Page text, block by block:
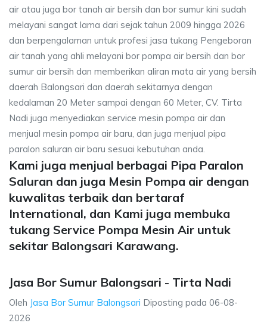
air atau juga bor tanah air bersih dan bor sumur kini sudah
melayani sangat lama dari sejak tahun 2009 hingga 2026
dan berpengalaman untuk profesi jasa tukang Pengeboran
air tanah yang ahli melayani bor pompa air bersih dan bor
sumur air bersih dan memberikan aliran mata air yang bersih
daerah Balongsari dan daerah sekitarnya dengan
kedalaman 20 Meter sampai dengan 60 Meter, CV. Tirta
Nadi juga menyediakan service mesin pompa air dan
menjual mesin pompa air baru, dan juga menjual pipa
paralon saluran air baru sesuai kebutuhan anda.
Kami juga menjual berbagai Pipa Paralon
Saluran dan juga Mesin Pompa air dengan
kuwalitas terbaik dan bertaraf
International, dan Kami juga membuka
tukang Service Pompa Mesin Air untuk
sekitar Balongsari Karawang.
Jasa Bor Sumur Balongsari - Tirta Nadi
Oleh Jasa Bor Sumur Balongsari Diposting pada 06-08-
2026